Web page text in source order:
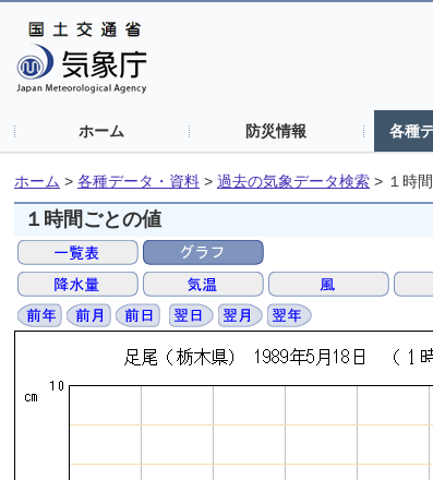
ホーム 防災情報 各種
ホーム > 各種データ・資料 > 過去の気象データ検索 > １時
１時間ごとの値